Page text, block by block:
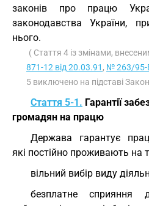
законів про працю
законодавства України,
нього.
( Стаття 4 із змінами,
871-12 від 20.03.91 , № 263/95-
5 виключено на підставі
Стаття 5-1. Гарантії
громадян на працю
Держава гарантує
які постійно проживають на
вільний вибір виду
безплатне сприяння